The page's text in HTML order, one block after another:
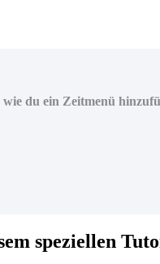
du ein Zeitmenü
speziellen